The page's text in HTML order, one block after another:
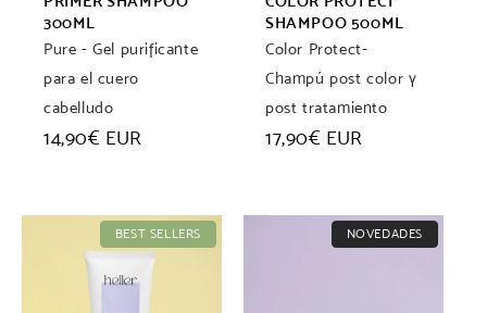
300ML
Pure - Gel purificante
para el cuero
cabelludo
Precio
14,90€ EUR
SHAMPOO 500ML
Color Protect-
Champú post color y
post tratamiento
Precio
17,90€ EUR
BEST SELLERS NOVEDADES